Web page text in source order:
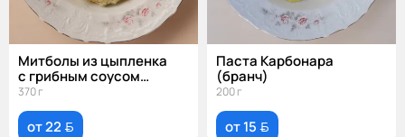
Митболы из цыпленка
с грибным соусом
и зеленым пюре
370 г
от 22 
Паста Карбонара
(бранч)
200 г
от 15 